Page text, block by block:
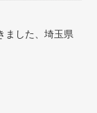
ました、埼玉県